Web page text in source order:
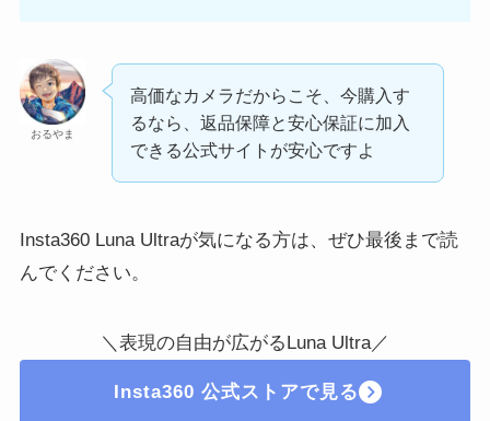
おるやま
高価なカメラだからこそ、今購入す
るなら、返品保障と安心保証に加入
できる公式サイトが安心ですよ
Insta360 Luna Ultraが気になる方は、ぜひ最後まで読
んでください。
＼表現の自由が広がるLuna Ultra／
Insta360 公式ストアで見る